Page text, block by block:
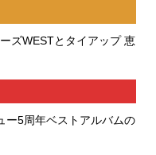
ズWESTとタイアップ 恵
ー5周年ベストアルバムの